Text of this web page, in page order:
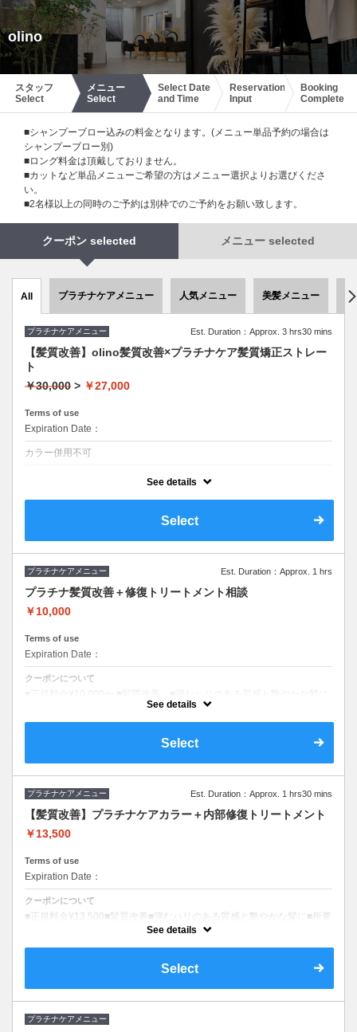
olino
スタッフ
Select
メニュー
Select
Select Date
and Time
Reservation
Input
Booking
Complete
■シャンプーブロー込みの料金となります。(メニュー単品予約の場合は
シャンプーブロー別)
■ロング料金は頂戴しておりません。
■カットなど単品メニューご希望の方はメニュー選択よりお選びくださ
い。
■2名様以上の同時のご予約は別枠でのご予約をお願い致します。
クーポン selected メニュー selected
All プラチナケアメニュー 人気メニュー 美髪メニュー
プラチナケアメニュー Est. Duration：Approx. 3 hrs30 mins
【髪質改善】olino髪質改善×プラチナケア髪質矯正ストレー
ト
￥30,000 > ￥27,000
Terms of use
Expiration Date：
カラー併用不可
トリートメントと合わせて癖をとりながら全く新しい髪へ■ロング料金0
See details
Select
プラチナケアメニュー Est. Duration：Approx. 1 hrs
プラチナ髪質改善＋修復トリートメント相談
￥10,000
Terms of use
Expiration Date：
クーポンについて
■正規料金¥10,000〜 ■髪質改善 ■弾むハリのある質感と艶やかな髪に
■トリート種類相談 ■ロング料金0円 ■S/B込み
See details
Select
プラチナケアメニュー Est. Duration：Approx. 1 hrs30 mins
【髪質改善】プラチナケアカラー＋内部修復トリートメント
￥13,500
Terms of use
Expiration Date：
クーポンについて
■正規料金¥13,500■髪質改善■弾むハリのある質感と艶やかな髪に■所要
時間(目安)90分■ロング料金0円■ファッションorグレイカラー均一料金
See details
Select
プラチナケアメニュー